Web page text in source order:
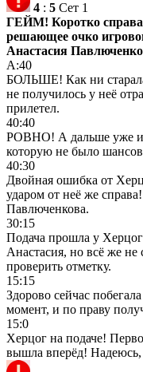
4 : 5 Сет 1
ГЕЙМ! Коротко справа
решающее очко
Анастасия
А:40
БОЛЬШЕ! Как ни
не получилось у неё
прилетел.
40:40
РОВНО! А дальше уже и
которую не было
40:30
Двойная ошибка от
ударом от неё же
Павлюченкова.
30:15
Подача прошла у
Анастасия, но всё же
проверить отметку.
15:15
Здорово сейчас
момент, и по праву
15:0
Херцог на подаче!
вышла вперёд! Надеюсь,